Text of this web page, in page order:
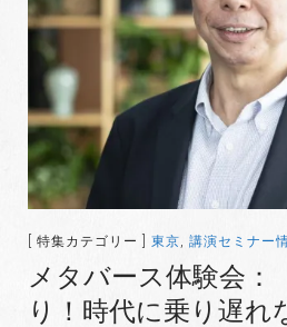
[ 特集カテゴリー ] 東京, 講演セミナー
メタバース体験会：
り！時代に乗り遅れ